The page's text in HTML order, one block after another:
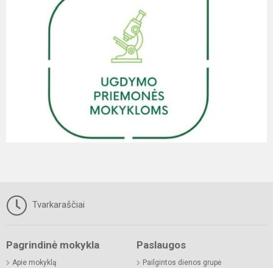
Tvarkaraščiai
Pagrindinė mokykla
Apie mokyklą
Paslaugos
Pailgintos dienos grupė